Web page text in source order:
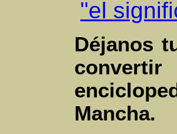
"el
Déjanos
Mancha.